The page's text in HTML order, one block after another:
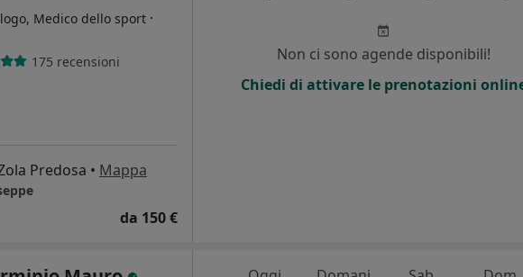
Medico dello sport ·
175 recensioni
Predosa • Mappa
da 150 €
Non ci sono agende disponibili!
Chiedi di attivare le prenotazioni